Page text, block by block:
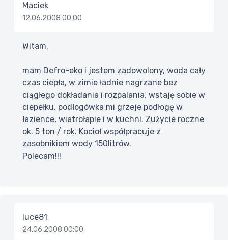
Maciek
12.06.2008 00:00
Witam,
mam Defro-eko i jestem zadowolony, woda cały
czas ciepła, w zimie ładnie nagrzane bez
ciągłego dokładania i rozpalania, wstaję sobie w
ciepełku, podłogówka mi grzeje podłogę w
łazience, wiatrołapie i w kuchni. Zużycie roczne
ok. 5 ton / rok. Kocioł współpracuje z
zasobnikiem wody 150litrów.
Polecam!!!
luce81
24.06.2008 00:00